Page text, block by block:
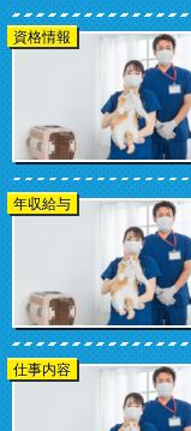
資格情報
年収給与
仕事内容